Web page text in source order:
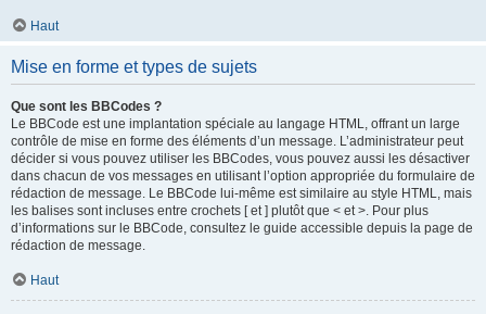
Haut
Mise en forme et types de sujets
Que sont les BBCodes ?
Le BBCode est une implantation spéciale au langage HTML, offrant un large
contrôle de mise en forme des éléments d’un message. L’administrateur peut
décider si vous pouvez utiliser les BBCodes, vous pouvez aussi les désactiver
dans chacun de vos messages en utilisant l’option appropriée du formulaire de
rédaction de message. Le BBCode lui-même est similaire au style HTML, mais
les balises sont incluses entre crochets [ et ] plutôt que < et >. Pour plus
d’informations sur le BBCode, consultez le guide accessible depuis la page de
rédaction de message.
Haut